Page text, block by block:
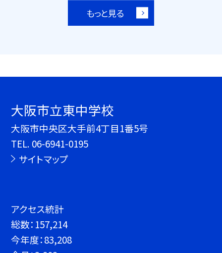
もっと見る
大阪市立東中学校
大阪市中央区大手前4丁目1番5号
TEL. 06-6941-0195
サイトマップ
アクセス統計
総数： 157,214
今年度：83,208